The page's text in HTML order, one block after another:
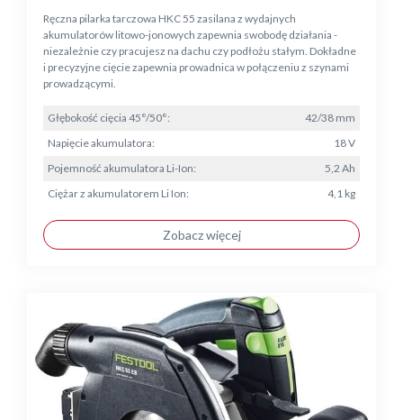
Ręczna pilarka tarczowa HKC 55 zasilana z wydajnych
akumulatorów litowo-jonowych zapewnia swobodę działania -
niezależnie czy pracujesz na dachu czy podłożu stałym. Dokładne
i precyzyjne cięcie zapewnia prowadnica w połączeniu z szynami
prowadzącymi.
Głębokość cięcia 45°/50°:
42/38 mm
Napięcie akumulatora:
18 V
Pojemność akumulatora Li-Ion:
5,2 Ah
Ciężar z akumulatorem Li Ion:
4,1 kg
Zobacz więcej